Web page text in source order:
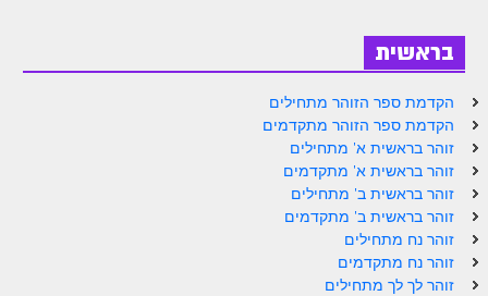
ספר הזוהר וירא מתחילים
ספר הזוהר וירא מתקדמים
ספר הזוהר חיי שרה מתחילים
ספר הזוהר חיי שרה מתקדמים
ספר הזוהר תולדות מתחילים
בראשית
הקדמת ספר הזוהר מתחילים
הקדמת ספר הזוהר מתקדמים
זוהר בראשית א' מתחילים
זוהר בראשית א' מתקדמים
זוהר בראשית ב' מתחילים
זוהר בראשית ב' מתקדמים
זוהר נח מתחילים
זוהר נח מתקדמים
זוהר לך לך מתחילים